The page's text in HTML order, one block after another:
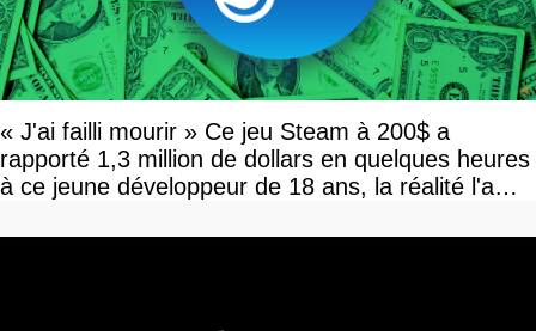
« J'ai failli mourir » Ce jeu Steam à 200$ a
rapporté 1,3 million de dollars en quelques heures
à ce jeune développeur de 18 ans, la réalité l'a